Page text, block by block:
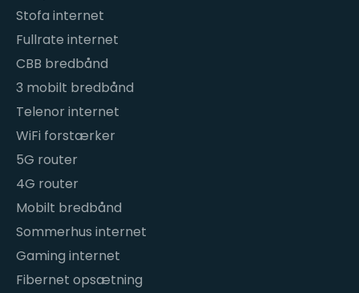
Stofa internet
Fullrate internet
CBB bredbånd
3 mobilt bredbånd
Telenor internet
WiFi forstærker
5G router
4G router
Mobilt bredbånd
Sommerhus internet
Gaming internet
Fibernet opsætning